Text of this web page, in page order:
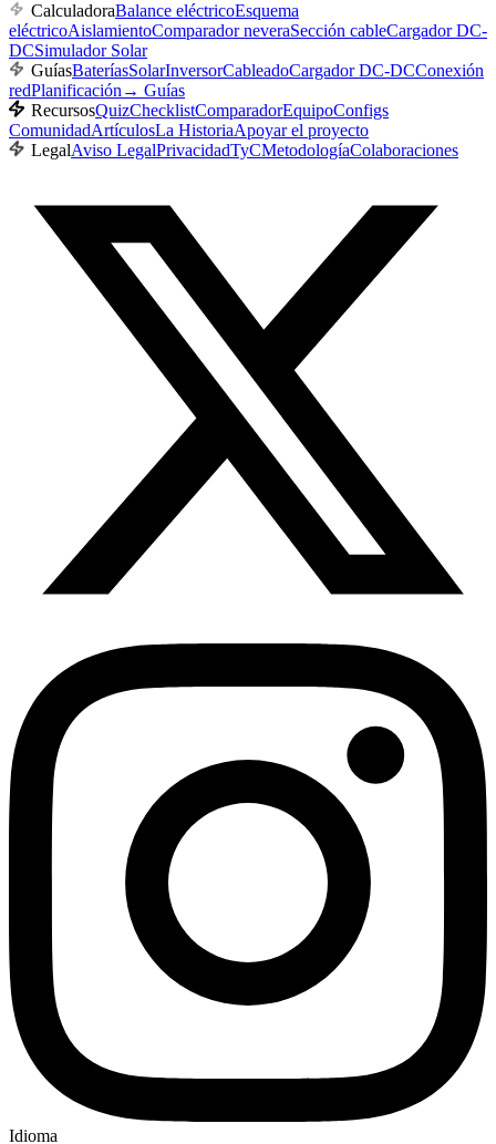
CalculadoraBalance eléctricoEsquema
eléctricoAislamientoComparador neveraSección cableCargador DC-
DCSimulador Solar
GuíasBateríasSolarInversorCableadoCargador DC-DCConexión
redPlanificación → Guías
RecursosQuizChecklistComparadorEquipoConfigs
ComunidadArtículosLa HistoriaApoyar el proyecto
LegalAviso LegalPrivacidadTyCMetodologíaColaboraciones
Idioma